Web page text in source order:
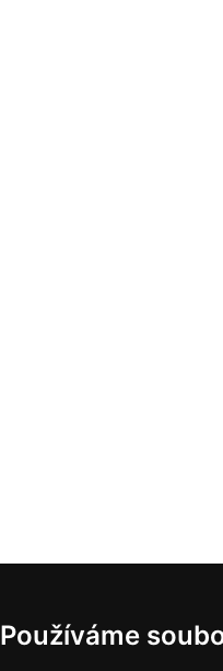
Používáme